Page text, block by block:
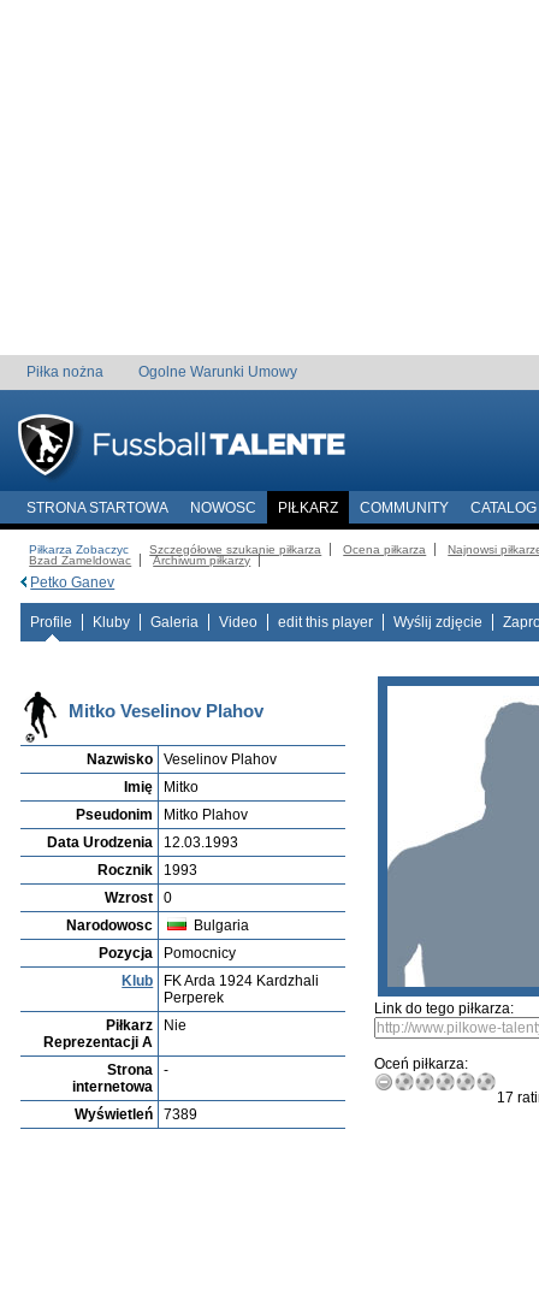
Piłka nożna Ogolne Warunki Umowy
STRONA STARTOWA NOWOSC PIŁKARZ COMMUNITY CATALOG
Piłkarza Zobaczyc Szczegółowe szukanie piłkarza Ocena piłkarza
Najnowsi
Bzad Zameldowac
Archiwum piłkarzy
Petko Ganev
Profile Kluby Galeria Video edit this player Wyślij zdjęcie
Mitko Veselinov Plahov
Nazwisko
Veselinov Plahov
Imię
Mitko
Pseudonim
Mitko Plahov
Data Urodzenia
12.03.1993
Rocznik
1993
Wzrost
0
Narodowosc
Bulgaria
Pozycja
Pomocnicy
Klub
FK Arda 1924 Kardzhali
Perperek
Piłkarz
Reprezentacji A
Nie
Strona
internetowa
-
Wyświetleń 7389
Link do tego piłkarza:
Oceń piłkarza:
17